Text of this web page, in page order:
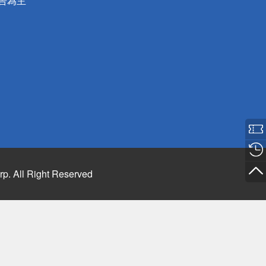
All Right Reserved